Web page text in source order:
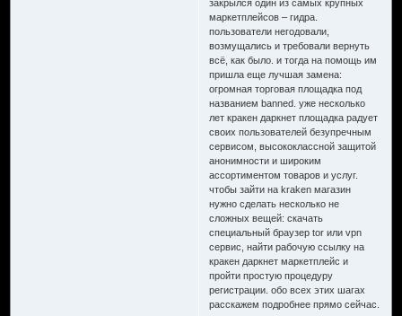
закрылся один из самых крупных
маркетплейсов – гидра.
пользователи негодовали,
возмущались и требовали вернуть
всё, как было. и тогда на помощь им
пришла еще лучшая замена:
огромная торговая площадка под
названием banned. уже несколько
лет кракен даркнет площадка радует
своих пользователей безупречным
сервисом, высококлассной защитой
анонимности и широким
ассортиментом товаров и услуг.
чтобы зайти на kraken магазин
нужно сделать несколько не
сложных вещей: скачать
специальный браузер tor или vpn
сервис, найти рабочую ссылку на
кракен даркнет маркетплейс и
пройти простую процедуру
регистрации. обо всех этих шагах
расскажем подробнее прямо сейчас.